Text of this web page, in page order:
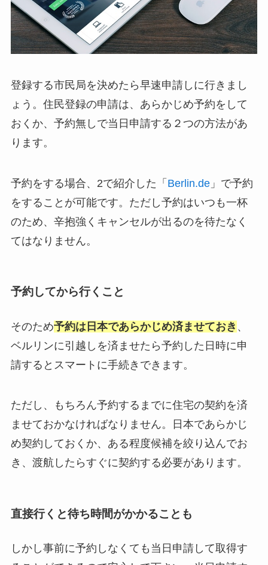
登録する市民局を決めたら早速申請しに行きまし
ょう。住民登録の申請は、あらかじめ予約をして
おくか、予約無しで当日申請する２つの方法があ
ります。
予約をする場合、2で紹介した「 Berlin.de」で予約
をすることが可能です。ただし予約はいつも一杯
のため、辛抱強くキャンセルが出るのを待たなく
てはなりません。
予約してから行くこと
そのため予約は日本であらかじめ済ませておき 、
ベルリンに引越しを済ませたら予約した日時に申
請するとスマートに手続きできます。
ただし、もちろん予約するまでに住宅の契約を済
ませておかなければなりません。日本であらかじ
め契約しておくか、ある程度候補を絞り込んでお
き、渡航したらすぐに契約する必要があります。
直接行くと待ち時間がかかることも
しかし事前に予約しなくても当日申請して取得す